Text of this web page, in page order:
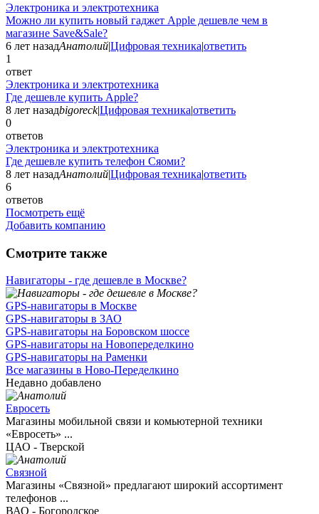
Электроника и электротехника
Можно ли купить новый гаджет Apple дешевле чем в
магазине Save&Sale?
6 лет назадАнатолий|Цифровая техника|ответить
1
ответ
Электроника и электротехника
Где дешевле купить Apple?
8 лет назадbigoreck|Цифровая техника|ответить
0
ответов
Электроника и электротехника
Где дешевле купить телефон Сяоми?
8 лет назадАнатолий|Цифровая техника|ответить
6
ответов
Посмотреть ещё
Добавить компанию
Смотрите также
Навигаторы - где дешевле в Москве?
GPS-навигаторы в Москве
GPS-навигаторы в ЗАО
GPS-навигаторы на Боровском шоссе
GPS-навигаторы на Новопеределкино
GPS-навигаторы на Раменки
Все магазины в Ново-Переделкино
Недавно добавлено
Евросеть
Магазины мобильной связи и комьютерной техники
«Евросеть» ...
ЦАО - Тверской
Связной
Магазины «Связной» предлагают широкий ассортимент
телефонов ...
ВАО - Богородское